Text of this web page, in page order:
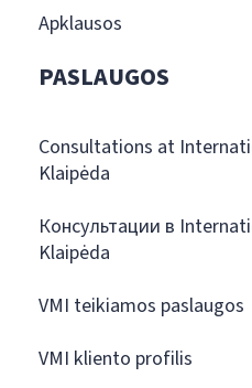
Apklausos
PASLAUGOS
Consultations at
Klaipėda
Консультации в
Klaipėda
VMI teikiamos paslaugos
VMI kliento profilis